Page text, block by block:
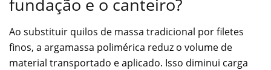
fundação e o canteiro?
Ao substituir quilos de massa tradicional por filetes
finos, a argamassa polimérica reduz o volume de
material transportado e aplicado. Isso diminui carga